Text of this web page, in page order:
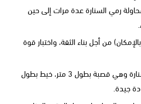
رمي السنارة عدة مرات إلى حين
من أجل بناء الثقة، واختبار قوة
تحضير الأدوات الأولية للسنارة وهي قصبة بطول 3 متر، خيط بطول
جيدة.